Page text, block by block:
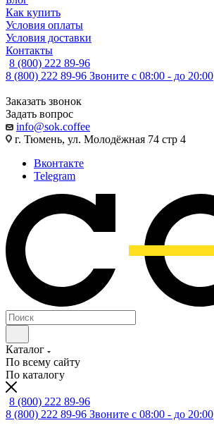
Как купить
Условия оплаты
Условия доставки
Контакты
8 (800) 222 89-96
8 (800) 222 89-96 Звоните с 08:00 - до 20:00
Заказать звонок
Задать вопрос
info@sok.coffee
г. Тюмень, ул. Молодёжная 74 стр 4
Вконтакте
Telegram
Каталог
По всему сайту
По каталогу
8 (800) 222 89-96
8 (800) 222 89-96 Звоните с 08:00 - до 20:00